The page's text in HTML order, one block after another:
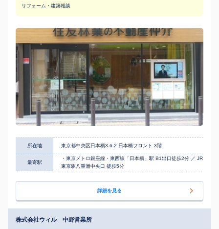
リフォーム・建築相談
所在地 東京都中央区日本橋3-6-2 日本橋フロント 3階
最寄駅
・東京メトロ銀座線・東西線「日本橋」駅 B1出口徒歩2分 ／ JR
東京駅八重洲中央口 徒歩5分
詳細を見る
株式会社ウィル 中野営業所